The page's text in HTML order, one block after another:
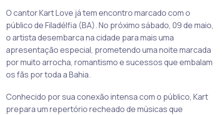
O cantor Kart Love já tem encontro marcado com o
público de Filadélfia (BA). No próximo sábado, 09 de maio,
o artista desembarca na cidade para mais uma
apresentação especial, prometendo uma noite marcada
por muito arrocha, romantismo e sucessos que embalam
os fãs por toda a Bahia.
Conhecido por sua conexão intensa com o público, Kart
prepara um repertório recheado de músicas que